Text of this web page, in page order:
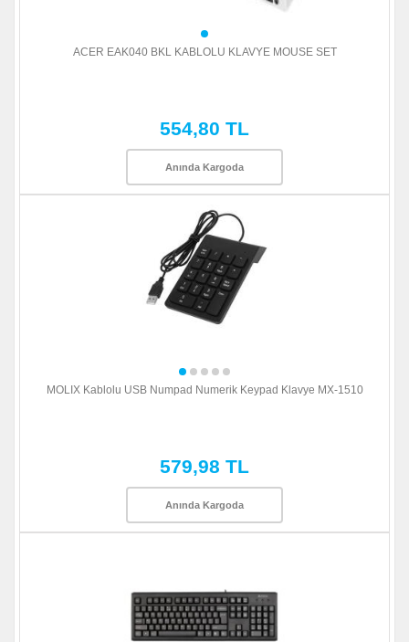
ACER EAK040 BKL KABLOLU KLAVYE MOUSE SET
554,80 TL
Anında Kargoda
MOLIX Kablolu USB Numpad Numerik Keypad Klavye MX-1510
579,98 TL
Anında Kargoda